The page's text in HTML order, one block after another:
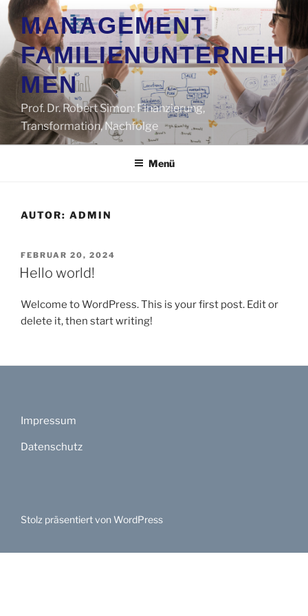
Zum
Inhalt
springen
MANAGEMENT
FAMILIENUNTERNEH
MEN
Prof. Dr. Robert Simon: Finanzierung,
Transformation, Nachfolge
Menü
AUTOR: ADMIN
VERÖFFENTLICHT
AM
FEBRUAR 20, 2024
Hello world!
Welcome to WordPress. This is your first post. Edit or
delete it, then start writing!
Impressum
Datenschutz
Stolz präsentiert von WordPress